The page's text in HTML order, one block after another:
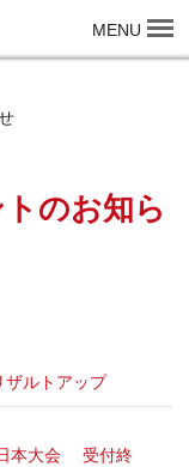
MENU
のお知ら
ザルトアップ
本大会 受付終